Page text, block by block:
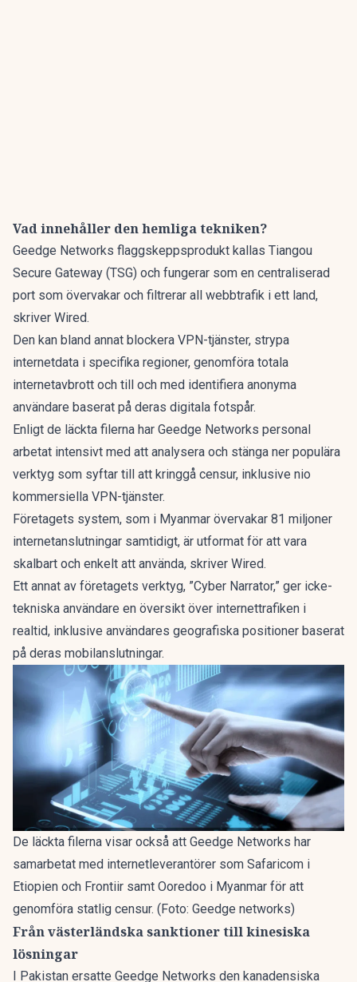
Vad innehåller den hemliga tekniken?
Geedge Networks flaggskeppsprodukt kallas Tiangou
Secure Gateway (TSG) och fungerar som en centraliserad
port som övervakar och filtrerar all webbtrafik i ett land,
skriver Wired.
Den kan bland annat blockera VPN-tjänster, strypa
internetdata i specifika regioner, genomföra totala
internetavbrott och till och med identifiera anonyma
användare baserat på deras digitala fotspår.
Enligt de läckta filerna har Geedge Networks personal
arbetat intensivt med att analysera och stänga ner populära
verktyg som syftar till att kringgå censur, inklusive nio
kommersiella VPN-tjänster.
Företagets system, som i Myanmar övervakar 81 miljoner
internetanslutningar samtidigt, är utformat för att vara
skalbart och enkelt att använda, skriver Wired.
Ett annat av företagets verktyg, ”Cyber Narrator,” ger icke-
tekniska användare en översikt över internettrafiken i
realtid, inklusive användares geografiska positioner baserat
på deras mobilanslutningar.
De läckta filerna visar också att Geedge Networks har
samarbetat med internetleverantörer som Safaricom i
Etiopien och Frontiir samt Ooredoo i Myanmar för att
genomföra statlig censur. (Foto: Geedge networks)
Från västerländska sanktioner till kinesiska
lösningar
I Pakistan ersatte Geedge Networks den kanadensiska